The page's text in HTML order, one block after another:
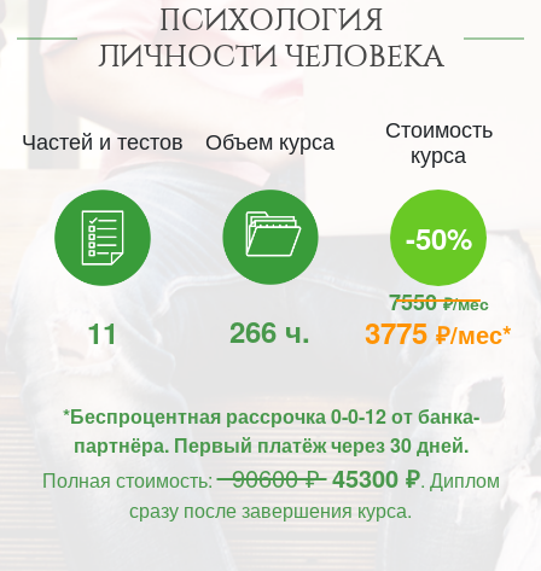
ПСИХОЛОГИЯ
ЛИЧНОСТИ ЧЕЛОВЕКА
Частей и тестов
11
Объем курса
266 ч.
Стоимость
курса
-50%
7550₽/мес
3775₽/мес*
*Беспроцентная рассрочка 0-0-12 от банка-
партнёра. Первый платёж через 30 дней.
Полная стоимость:90600 ₽45300 ₽. Диплом
сразу после завершения курса.